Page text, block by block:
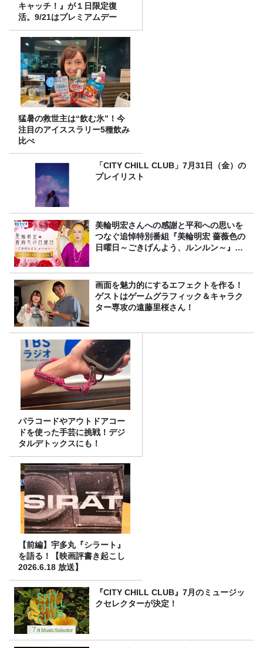
キャッチ！』が１日限定復
活。9/21はプレミアムデー
猛暑の救世主は“飲む氷”！今
注目のアイススラリー5種飲み
比べ
「CITY CHILL CLUB」7月31日（金）の
プレイリスト
美輪明宏さんへの感謝と平和への思いを
つなぐ追悼特別番組『美輪明宏 薔薇色の
日曜日～ごきげんよう、ルンルン～』
画面を魅力的にするエフェクトを作る！
ゲストはゲームグラフィック＆キャラク
ター専攻の遠藤里桜さん！
パラコードやアウトドアコー
ドを使った手芸に挑戦！デジ
タルデトックスにも！
【前編】宇多丸『シラート』
を語る！【映画評書き起こし
2026.6.18 放送】
『CITY CHILL CLUB』7月のミュージッ
クセレクターが決定！